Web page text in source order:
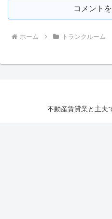
コメント
ホーム トランクルーム
不動産賃貸業と主夫